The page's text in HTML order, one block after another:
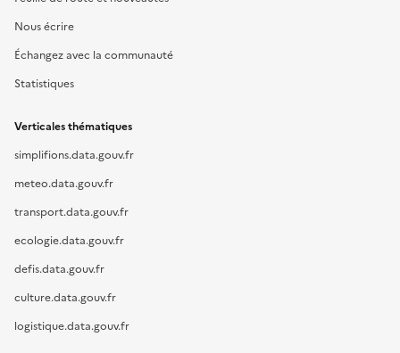
Nous écrire
Échangez avec la communauté
Statistiques
Verticales thématiques
simplifions.data.gouv.fr
meteo.data.gouv.fr
transport.data.gouv.fr
ecologie.data.gouv.fr
defis.data.gouv.fr
culture.data.gouv.fr
logistique.data.gouv.fr